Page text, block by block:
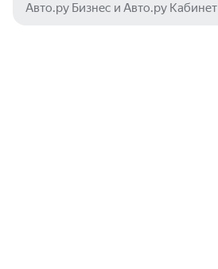
Авто.ру Бизнес и Авто.ру Кабинет